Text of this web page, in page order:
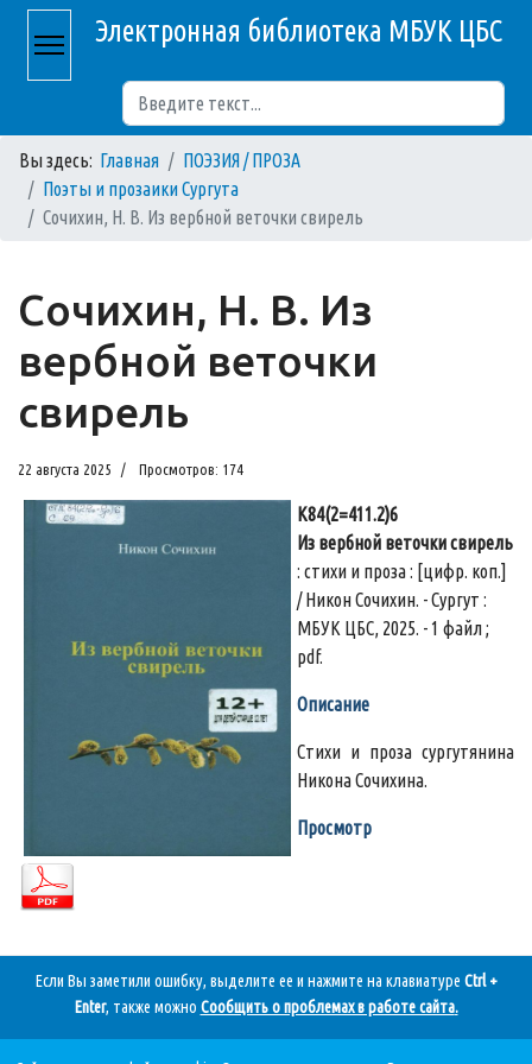
Электронная библиотека МБУК ЦБС
Вы здесь: Главная
ПОЭЗИЯ / ПРОЗА
Поэты и прозаики Сургута
Сочихин, Н. В. Из вербной веточки свирель
Сочихин, Н. В. Из
вербной веточки
свирель
22 августа 2025 Просмотров: 174
К84(2=411.2)6
Из вербной веточки свирель
: стихи и проза : [цифр. коп.]
/ Никон Сочихин. - Сургут :
МБУК ЦБС, 2025. - 1 файл ;
pdf.
Описание
Стихи и проза сургутянина
Никона Сочихина.
Просмотр
Если Вы заметили ошибку, выделите ее и нажмите на клавиатуре Ctrl +
Enter, также можно Сообщить о проблемах в работе сайта.